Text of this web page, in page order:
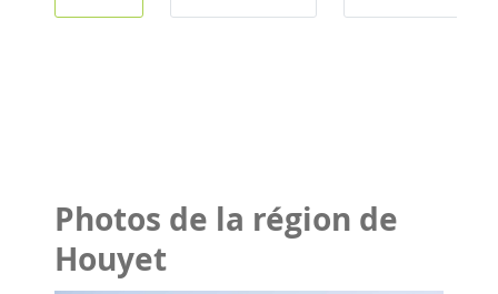
Photos de la région de
Houyet